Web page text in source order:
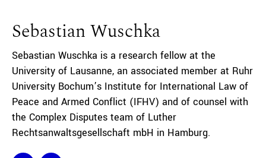
Sebastian Wuschka
Sebastian Wuschka is a research fellow at the
University of Lausanne, an associated member at Ruhr
University Bochum’s Institute for International Law of
Peace and Armed Conflict (IFHV) and of counsel with
the Complex Disputes team of Luther
Rechtsanwaltsgesellschaft mbH in Hamburg.